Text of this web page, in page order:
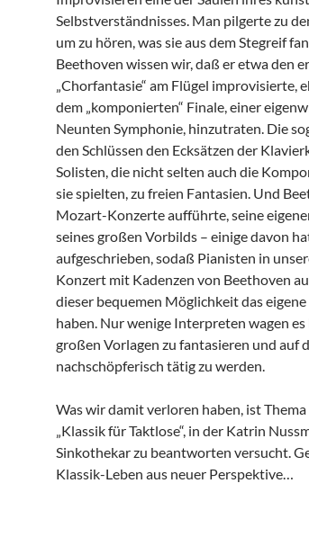
Selbstverständnisses. Man pilgerte zu
um zu hören, was sie aus dem Stegreif
Beethoven wissen wir, daß er etwa den
„Chorfantasie“ am Flügel improvisierte,
dem „komponierten“ Finale, einer
Neunten Symphonie, hinzutraten. Die
den Schlüssen den Ecksätzen der
Solisten, die nicht selten auch die
sie spielten, zu freien Fantasien. Und
Mozart-Konzerte aufführte, seine
seines großen Vorbilds – einige davon
aufgeschrieben, sodaß Pianisten in
Konzert mit Kadenzen von Beethoven
dieser bequemen Möglichkeit das
haben. Nur wenige Interpreten wagen
großen Vorlagen zu fantasieren und auf
nachschöpferisch tätig zu werden.
Was wir damit verloren haben, ist
„Klassik für Taktlose“, in der Katrin
Sinkothekar zu beantworten versucht.
Klassik-Leben aus neuer Perspektive…